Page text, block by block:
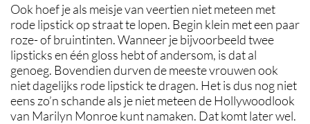
Ook hoef je als meisje van veertien niet meteen met
rode lipstick op straat te lopen. Begin klein met een paar
roze- of bruintinten. Wanneer je bijvoorbeeld twee
lipsticks en één gloss hebt of andersom, is dat al
genoeg. Bovendien durven de meeste vrouwen ook
niet dagelijks rode lipstick te dragen. Het is dus nog niet
eens zo’n schande als je niet meteen de Hollywoodlook
van Marilyn Monroe kunt namaken. Dat komt later wel.